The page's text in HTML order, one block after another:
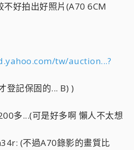
不好拍出好照片(A70 6CM
tw/auction...?
登記保固的... B) )
多...(可是好多啊 懶人不太想
(不過A70錄影的畫質比